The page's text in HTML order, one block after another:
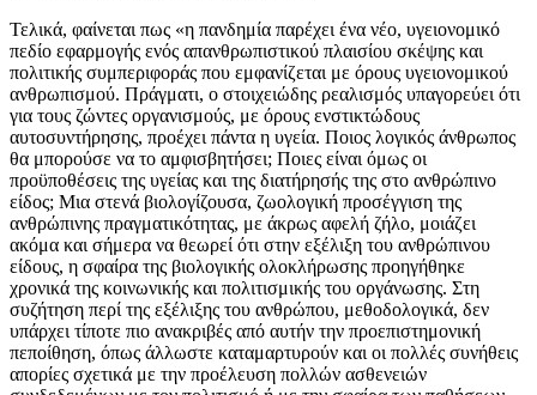
Τελικά, φαίνεται πως «η πανδημία παρέχει ένα νέο, υγειονομικό
πεδίο εφαρμογής ενός απανθρωπιστικού πλαισίου σκέψης και
πολιτικής συμπεριφοράς που εμφανίζεται με όρους υγειονομικού
ανθρωπισμού. Πράγματι, ο στοιχειώδης ρεαλισμός υπαγορεύει ότι
για τους ζώντες οργανισμούς, με όρους ενστικτώδους
αυτοσυντήρησης, προέχει πάντα η υγεία. Ποιος λογικός άνθρωπος
θα μπορούσε να το αμφισβητήσει; Ποιες είναι όμως οι
προϋποθέσεις της υγείας και της διατήρησής της στο ανθρώπινο
είδος; Μια στενά βιολογίζουσα, ζωολογική προσέγγιση της
ανθρώπινης πραγματικότητας, με άκρως αφελή ζήλο, μοιάζει
ακόμα και σήμερα να θεωρεί ότι στην εξέλιξη του ανθρώπινου
είδους, η σφαίρα της βιολογικής ολοκλήρωσης προηγήθηκε
χρονικά της κοινωνικής και πολιτισμικής του οργάνωσης. Στη
συζήτηση περί της εξέλιξης του ανθρώπου, μεθοδολογικά, δεν
υπάρχει τίποτε πιο ανακριβές από αυτήν την προεπιστημονική
πεποίθηση, όπως άλλωστε καταμαρτυρούν και οι πολλές συνήθεις
απορίες σχετικά με την προέλευση πολλών ασθενειών